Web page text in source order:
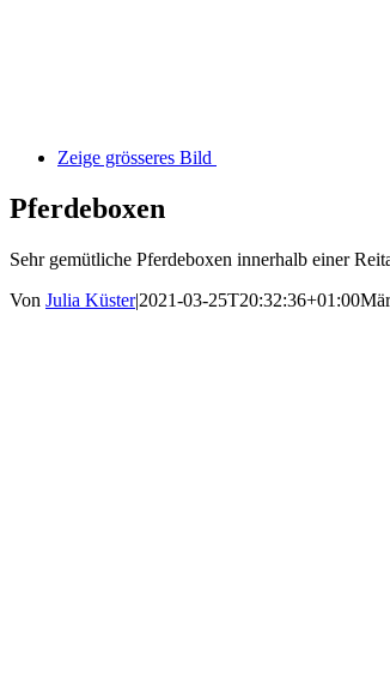
Zeige grösseres Bild
Pferdeboxen
Sehr gemütliche Pferdeboxen innerhalb einer
Von Julia Küster|2021-03-25T20:32:36+01:00